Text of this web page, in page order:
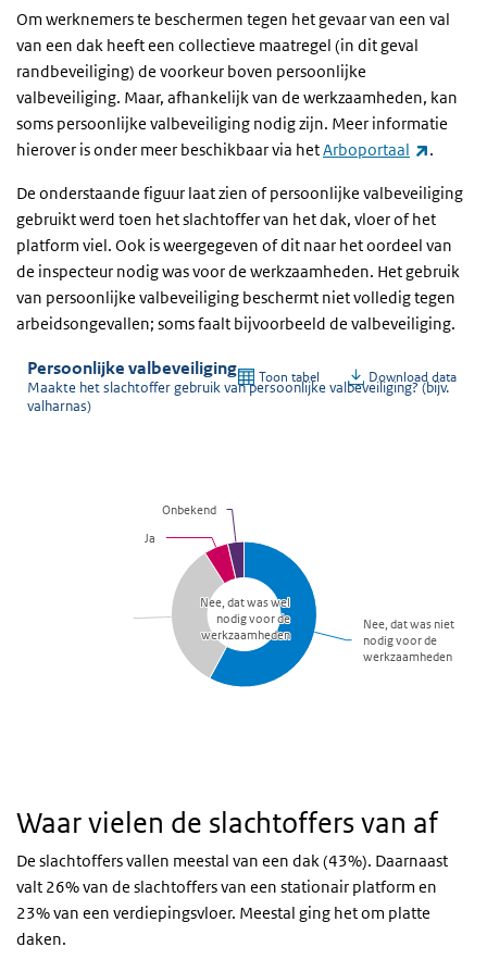
Om werknemers te beschermen tegen het gevaar van een val
van een dak heeft een collectieve maatregel (in dit geval
randbeveiliging) de voorkeur boven persoonlijke
valbeveiliging. Maar, afhankelijk van de werkzaamheden, kan
soms persoonlijke valbeveiliging nodig zijn. Meer informatie
hierover is onder meer beschikbaar via hetArboportaal .
De onderstaande figuur laat zien of persoonlijke valbeveiliging
gebruikt werd toen het slachtoffer van het dak, vloer of het
platform viel. Ook is weergegeven of dit naar het oordeel van
de inspecteur nodig was voor de werkzaamheden. Het gebruik
van persoonlijke valbeveiliging beschermt niet volledig tegen
arbeidsongevallen; soms faalt bijvoorbeeld de valbeveiliging.
Waar vielen de slachtoffers van af
De slachtoffers vallen meestal van een dak (43%). Daarnaast
valt 26% van de slachtoffers van een stationair platform en
23% van een verdiepingsvloer. Meestal ging het om platte
daken.